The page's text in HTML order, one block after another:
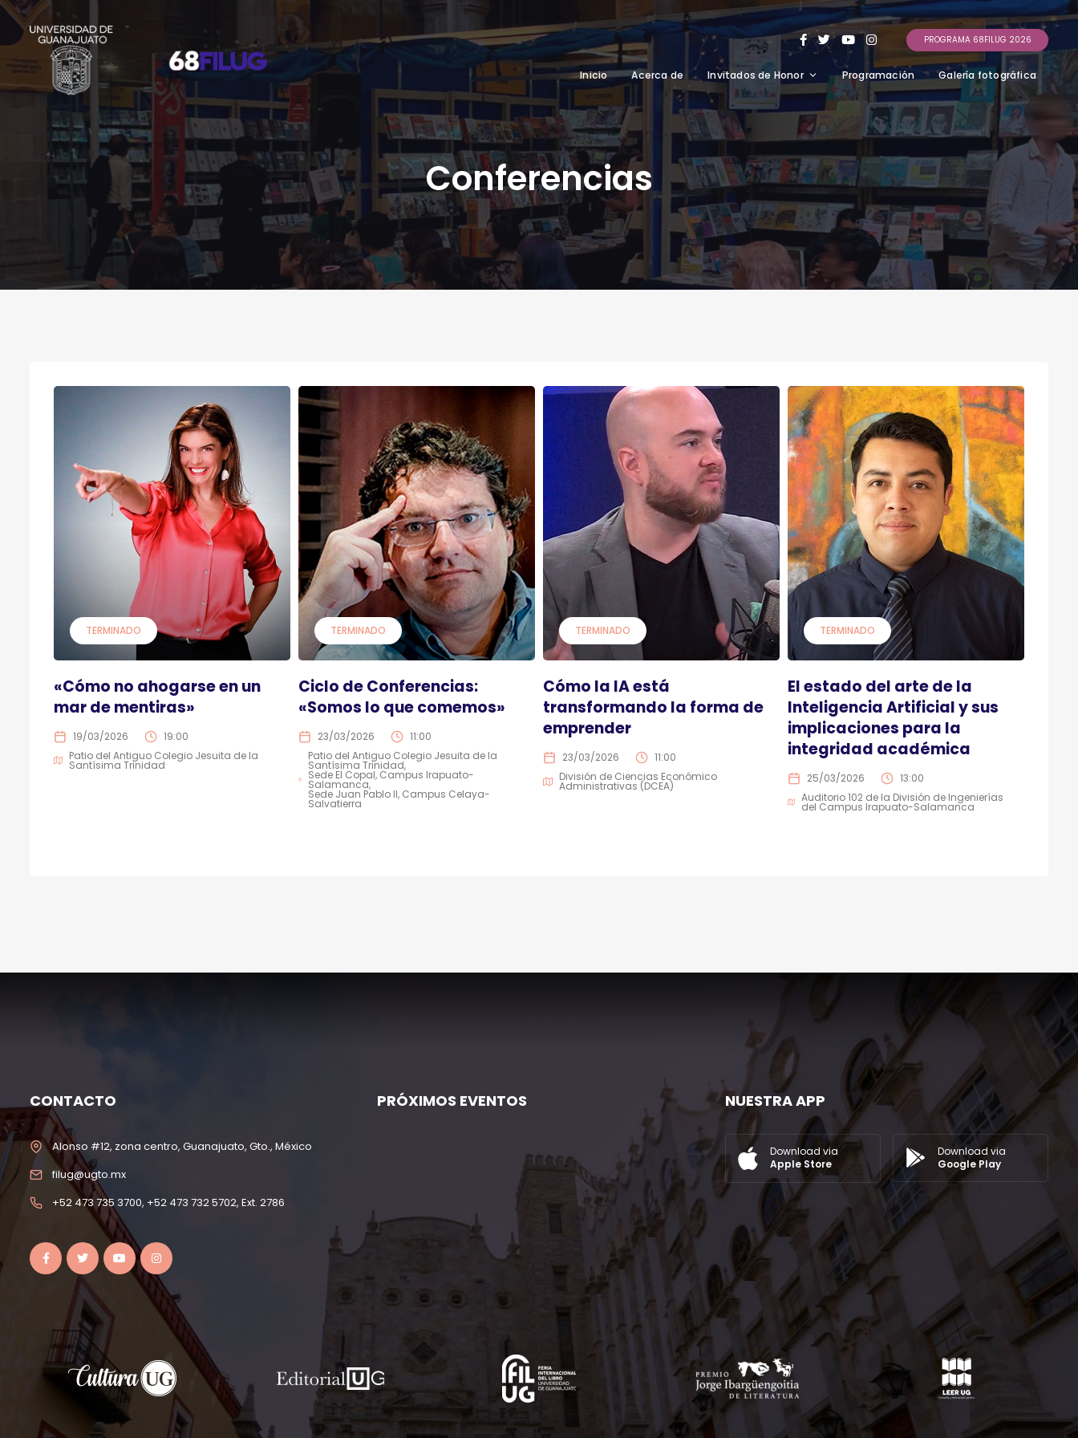
PROGRAMA 68FILUG 2026
Inicio Acerca de Invitados de Honor Programación Galería fotográfica
Conferencias
TERMINADO
«Cómo no ahogarse en un
mar de mentiras»
19/03/2026
19:00
Patio del Antiguo Colegio Jesuita de la
Santísima Trinidad
TERMINADO
Ciclo de Conferencias:
«Somos lo que comemos»
23/03/2026
11:00
Patio del Antiguo Colegio Jesuita de la
Santísima Trinidad
Sede El Copal, Campus Irapuato-
Salamanca
Sede Juan Pablo II, Campus Celaya-
Salvatierra
TERMINADO
Cómo la IA está
transformando la forma de
emprender
23/03/2026
11:00
División de Ciencias Económico
Administrativas (DCEA)
TERMINADO
El estado del arte de la
Inteligencia Artificial y sus
implicaciones para la
integridad académica
25/03/2026
13:00
Auditorio 102 de la División de Ingenierías
del Campus Irapuato-Salamanca
CONTACTO
Alonso #12, zona centro, Guanajuato, Gto., México
filug@ugto.mx
+52 473 735 3700, +52 473 732 5702, Ext. 2786
PRÓXIMOS EVENTOS NUESTRA APP
Download via
Apple Store
Download via
Google Play